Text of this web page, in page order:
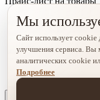
Мы
Сайт использует cookie
улучшения сервиса. Вы
аналитических cookie
Подробнее